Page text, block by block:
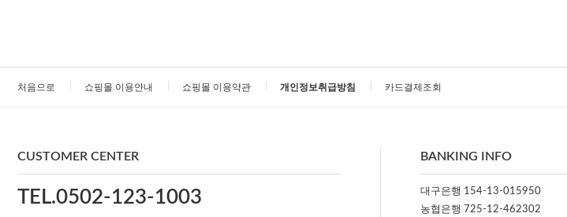
처음으로 쇼핑몰 이용안내 쇼핑몰 이용약관 개인정보취급방침 카드결제조회
CUSTOMER CENTER
TEL.0502-123-1003
BANKING INFO
대구은행 154-13-015950
농협은행 725-12-462302